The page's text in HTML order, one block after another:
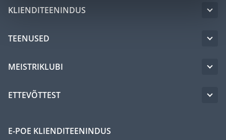
KLIENDITEENINDUS
TEENUSED
MEISTRIKLUBI
ETTEVÕTTEST
E-POE KLIENDITEENINDUS